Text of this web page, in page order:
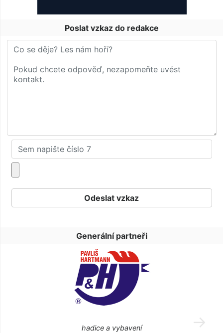
Poslat vzkaz do redakce
Generální partneři
hadice a vybavení